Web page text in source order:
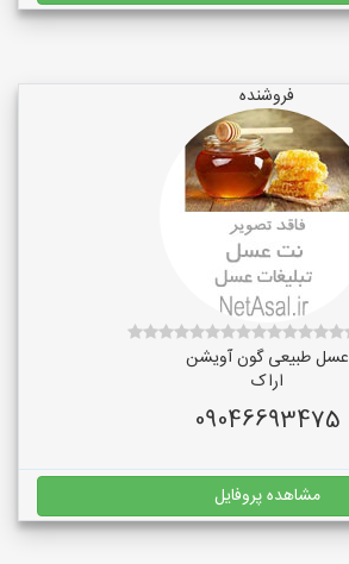
فروشنده
عسل طبیعی گون آویشن
اراک
09046693475
مشاهده پروفایل